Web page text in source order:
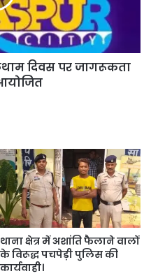
दिवस पर जागरूकता
थाना क्षेत्र में अशांति फैलाने वालों
के विरूद्ध पचपेड़ी पुलिस की
कार्यवाही।